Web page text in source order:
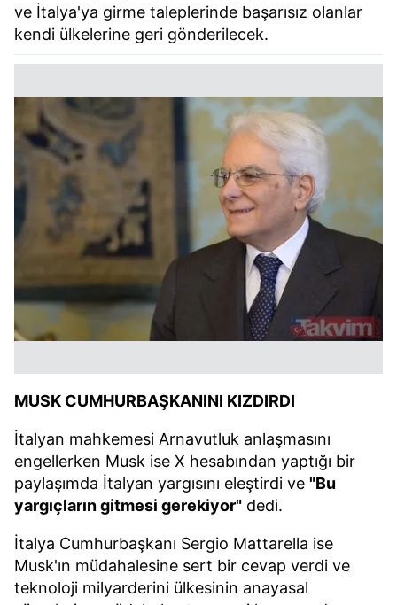
ve İtalya'ya girme taleplerinde başarısız olanlar
kendi ülkelerine geri gönderilecek.
MUSK CUMHURBAŞKANINI KIZDIRDI
İtalyan mahkemesi Arnavutluk anlaşmasını
engellerken Musk ise X hesabından yaptığı bir
paylaşımda İtalyan yargısını eleştirdi ve "Bu
yargıçların gitmesi gerekiyor" dedi.
İtalya Cumhurbaşkanı Sergio Mattarella ise
Musk'ın müdahalesine sert bir cevap verdi ve
teknoloji milyarderini ülkesinin anayasal